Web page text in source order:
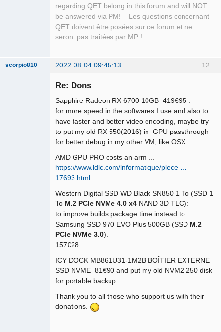
regarding QET belong in this forum and will NOT
be answered via PM! – Les questions concernant
QET doivent être posées sur ce forum et ne
seront pas traitées par MP !
12
scorpio810 2022-08-04 09:45:13
Re: Dons
Sapphire Radeon RX 6700 10GB 419€95 :
for more speed in the softwares I use and also to
have faster and better video encoding, maybe try
to put my old RX 550(2016) in GPU passthrough
for better debug in my other VM, like OSX.
AMD GPU PRO costs an arm ...
https://www.ldlc.com/informatique/piece …
17693.html
Western Digital SSD WD Black SN850 1 To (SSD 1
To M.2 PCIe NVMe 4.0 x4 NAND 3D TLC):
to improve builds package time instead to
Samsung SSD 970 EVO Plus 500GB (SSD M.2
PCIe NVMe 3.0).
157€28
ICY DOCK MB861U31-1M2B BOÎTIER EXTERNE
SSD NVME 81€90 and put my old NVM2 250 disk
for portable backup.
Thank you to all those who support us with their
donations.